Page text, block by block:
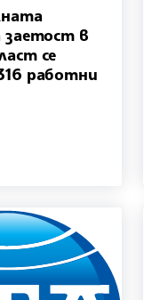
заетост в
се
работни